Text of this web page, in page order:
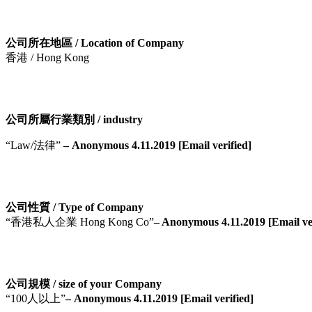
公司所在地區 / Location of Company
香港 / Hong Kong
公司所屬行業類別 / industry
“Law/法律”– Anonymous 4.11.2019 [Email verified]
公司性質 / Type of Company
“香港私人企業 Hong Kong Co”– Anonymous 4.11.2019 [Email
公司規模 / size of your Company
“100人以上”– Anonymous 4.11.2019 [Email verified]